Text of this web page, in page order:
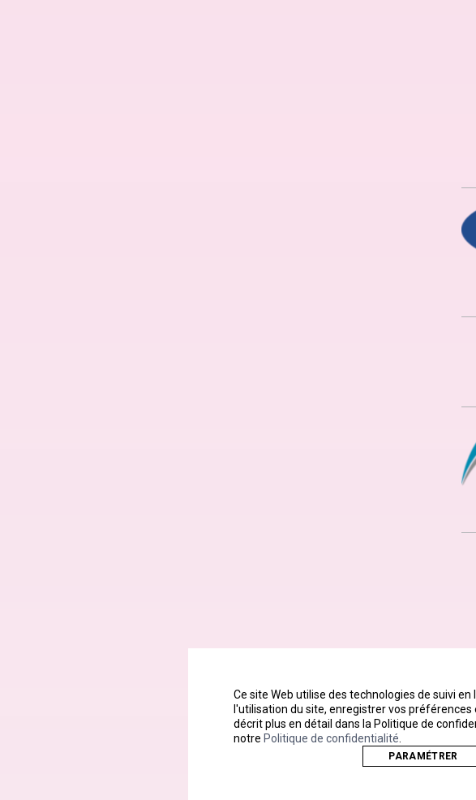
Ce site Web utilise des technologies de suivi
l'utilisation du site, enregistrer vos
décrit plus en détail dans la Politique de
notre Politique de confidentialité
PARAMÉTRER